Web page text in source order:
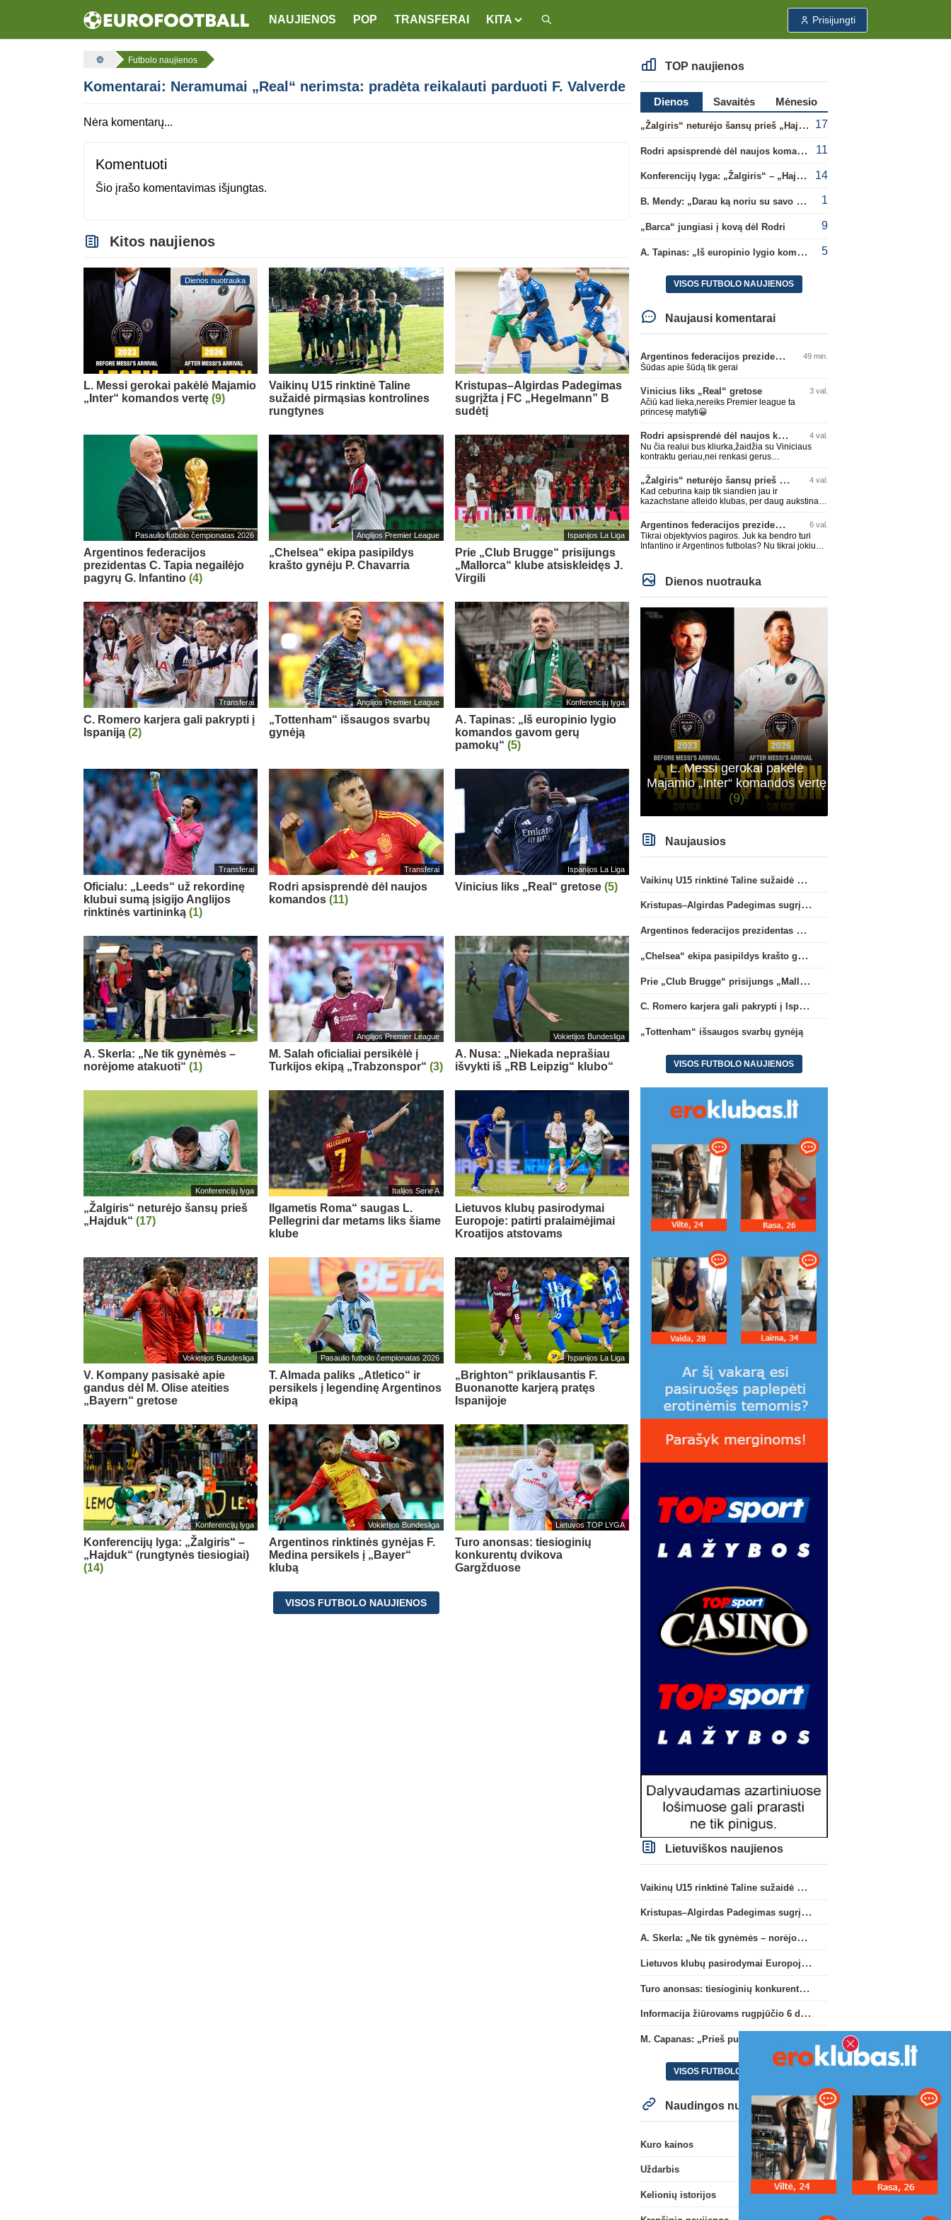
NAUJIENOS POP TRANSFERAI KITA Prisijungti
Futbolo naujienos
Komentarai: Neramumai „Real“ nerimsta: pradėta reikalauti parduoti F. Valverde
Nėra komentarų...
Komentuoti
Šio įrašo komentavimas išjungtas.
Kitos naujienos
Dienos nuotrauka
L. Messi gerokai pakėlė Majamio
„Inter“ komandos vertę (9)
Vaikinų U15 rinktinė Taline
sužaidė pirmąsias kontrolines
rungtynes
Kristupas–Algirdas Padegimas
sugrįžta į FC „Hegelmann” B
sudėtį
Pasaulio futbolo čempionatas 2026
Argentinos federacijos
prezidentas C. Tapia negailėjo
pagyrų G. Infantino (4)
Anglijos Premier League
„Chelsea“ ekipa pasipildys
krašto gynėju P. Chavarria
Ispanijos La Liga
Prie „Club Brugge“ prisijungs
„Mallorca“ klube atsiskleidęs J.
Virgili
Transferai
C. Romero karjera gali pakrypti į
Ispaniją (2)
Anglijos Premier League
„Tottenham“ išsaugos svarbų
gynėją
Konferencijų lyga
A. Tapinas: „Iš europinio lygio
komandos gavom gerų
pamokų“ (5)
Transferai
Oficialu: „Leeds“ už rekordinę
klubui sumą įsigijo Anglijos
rinktinės vartininką (1)
Transferai
Rodri apsisprendė dėl naujos
komandos(11)
Ispanijos La Liga
Vinicius liks „Real“ gretose (5)
A. Skerla: „Ne tik gynėmės –
norėjome atakuoti“ (1)
Anglijos Premier League
M. Salah oficialiai persikėlė į
Turkijos ekipą „Trabzonspor“(3)
Vokietijos Bundesliga
A. Nusa: „Niekada neprašiau
išvykti iš „RB Leipzig“ klubo“
Konferencijų lyga
„Žalgiris“ neturėjo šansų prieš
„Hajduk“ (17)
Italijos Serie A
Ilgametis Roma“ saugas L.
Pellegrini dar metams liks šiame
klube
Lietuvos klubų pasirodymai
Europoje: patirti pralaimėjimai
Kroatijos atstovams
Vokietijos Bundesliga
V. Kompany pasisakė apie
gandus dėl M. Olise ateities
„Bayern“ gretose
Pasaulio futbolo čempionatas 2026
T. Almada paliks „Atletico“ ir
persikels į legendinę Argentinos
ekipą
Ispanijos La Liga
„Brighton“ priklausantis F.
Buonanotte karjerą pratęs
Ispanijoje
Konferencijų lyga
Konferencijų lyga: „Žalgiris“ –
„Hajduk“ (rungtynės tiesiogiai)
(14)
Vokietijos Bundesliga
Argentinos rinktinės gynėjas F.
Medina persikels į „Bayer“
klubą
Lietuvos TOP LYGA
Turo anonsas: tiesioginių
konkurentų dvikova
Gargžduose
VISOS FUTBOLO NAUJIENOS
TOP naujienos
Dienos Savaitės
Mėnesio
„Žalgiris“ neturėjo šansų prieš „Hajduk“
17
Rodri apsisprendė dėl naujos komandos 11
Konferencijų lyga: „Žalgiris“ – „Hajduk“ (rungtynės tiesiogiai) 14
B. Mendy: „Darau ką noriu su savo pasaulio čempionato titulu“ 1
„Barca“ jungiasi į kovą dėl Rodri 9
A. Tapinas: „Iš europinio lygio komandos gavom gerų pamokų“ 5
VISOS FUTBOLO NAUJIENOS
Naujausi komentarai
Argentinos federacijos prezidentas C. Tapia negailėjo pagyrų G. Infantino 49 min.
Šūdas apie šūdą tik gerai
Vinicius liks „Real“ gretose 3 val.
Ačiū kad lieka,nereiks Premier league ta
princesę matyti😀
Rodri apsisprendė dėl naujos komandos 4 val.
Nu čia realui bus kliurka,žaidžia su Viniciaus
kontraktu geriau,nei renkasi gerus
„Žalgiris“ neturėjo šansų prieš „Hajduk“ 4 val.
Kad ceburina kaip tik siandien jau ir
kazachstane atleido klubas, per daug aukstinat
Argentinos federacijos prezidentas C. Tapia negailėjo pagyrų G. Infantino 6 val.
Tikrai objektyvios pagiros. Juk ka bendro turi
Infantino ir Argentinos futbolas? Nu tikrai jokiu
Dienos nuotrauka
L. Messi gerokai pakėlė
Majamio „Inter“ komandos vertę
(9)
Naujausios
Vaikinų U15 rinktinė Taline sužaidė pirmąsias kontrolines rungtynes
Kristupas–Algirdas Padegimas sugrįžta į FC „Hegelmann” B sudėtį
Argentinos federacijos prezidentas C. Tapia negailėjo pagyrų G. Infantino
„Chelsea“ ekipa pasipildys krašto gynėju P. Chavarria
Prie „Club Brugge“ prisijungs „Mallorca“ klube atsiskleidęs J. Virgili
C. Romero karjera gali pakrypti į Ispaniją
„Tottenham“ išsaugos svarbų gynėją
VISOS FUTBOLO NAUJIENOS
Lietuviškos naujienos
Vaikinų U15 rinktinė Taline sužaidė pirmąsias kontrolines rungtynes
Kristupas–Algirdas Padegimas sugrįžta į FC „Hegelmann” B sudėtį
A. Skerla: „Ne tik gynėmės – norėjome atakuoti“
Lietuvos klubų pasirodymai Europoje: patirti pralaimėjimai Kroatijos atstovams
Turo anonsas: tiesioginių konkurentų dvikova Gargžduose
Informacija žiūrovams rugpjūčio 6 d. UEFA rungtynėms
VISOS FUTBOLO NAUJIENOS
Naudingos nuorodos
Kuro kainos
Uždarbis
Kelionių istorijos